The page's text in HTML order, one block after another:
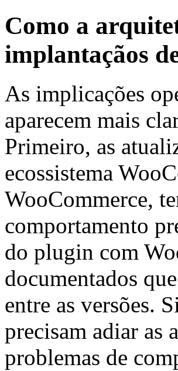
Como a
implantaçãos
As implicações
aparecem mais
Primeiro, as
ecossistema
WooCommerce,
comportamento
do plugin com
documentados
entre as versões.
precisam adiar as
problemas de